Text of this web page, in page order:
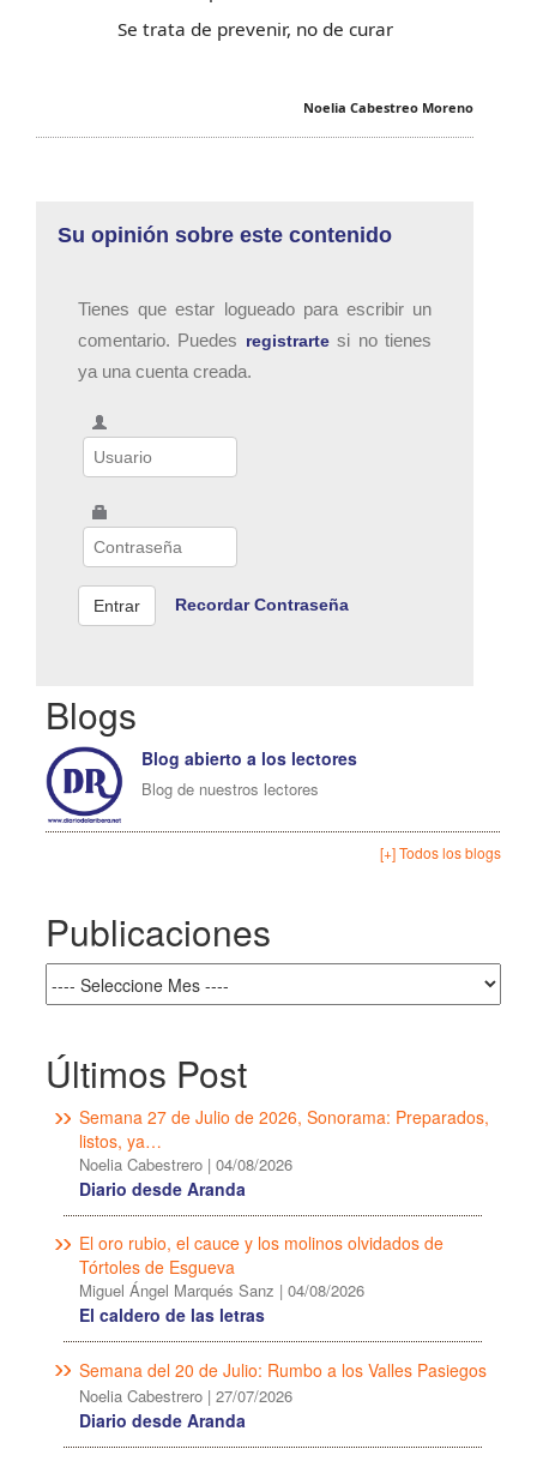
Se trata de prevenir, no de curar
Noelia Cabestreo Moreno
Su opinión sobre este contenido
Tienes que estar logueado para escribir un
comentario. Puedes registrartesi no tienes
ya una cuenta creada.
Recordar Contraseña
Blogs
Blog abierto a los lectores
Blog de nuestros lectores
[+] Todos los blogs
Publicaciones
Últimos Post
Semana 27 de Julio de 2026, Sonorama: Preparados,
listos, ya…
Noelia Cabestrero | 04/08/2026
Diario desde Aranda
El oro rubio, el cauce y los molinos olvidados de
Tórtoles de Esgueva
Miguel Ángel Marqués Sanz | 04/08/2026
El caldero de las letras
Semana del 20 de Julio: Rumbo a los Valles Pasiegos
Noelia Cabestrero | 27/07/2026
Diario desde Aranda